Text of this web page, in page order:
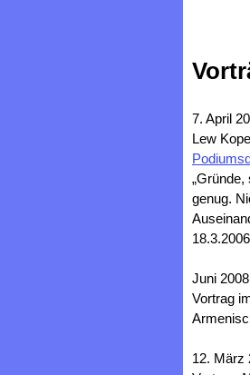
7. April
Lew
genug.
Juni 2008
Vortrag
12. März